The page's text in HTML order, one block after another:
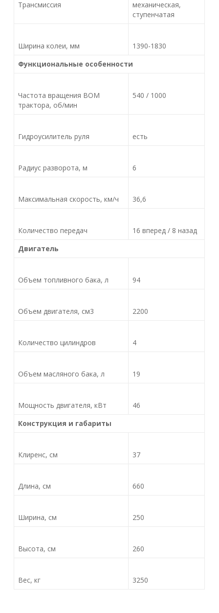
Трансмиссия
механическая,
ступенчатая
Ширина колеи, мм
1390-1830
Функциональные особенности
Частота вращения ВОМ
трактора, об/мин
540 / 1000
Гидроусилитель руля есть
Радиус разворота, м 6
Максимальная скорость, км/ч 36,6
Количество передач
16 вперед / 8 назад
Двигатель
Объем топливного бака, л 94
Объем двигателя, см3 2200
Количество цилиндров 4
Объем масляного бака, л 19
Мощность двигателя, кВт
46
Конструкция и габариты
Клиренс, см 37
Длина, см 660
Ширина, см 250
Высота, см 260
Вес, кг 3250